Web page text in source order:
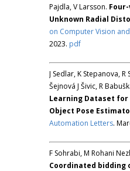
Pajdla, V Larsson.
Unknown Radial
on Computer Vision
2023. pdf
J Sedlar, K Stepanova, R
Šejnová J Šivic, R
Learning Dataset for
Object Pose
Automation Letters.
F Sohrabi, M Rohani
Coordinated